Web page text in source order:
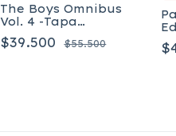
The Boys Omnibus
Vol. 4 -Tapa
blanda
$39.500 $55.500